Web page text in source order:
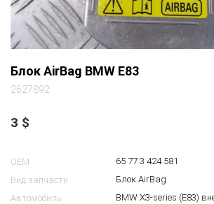
Блок AirBag BMW E83
2627892
3 $
OEM
65 77 3 424 581
Вид запчасти
Блок AirBag
Автомобиль
BMW X3-series (E83)